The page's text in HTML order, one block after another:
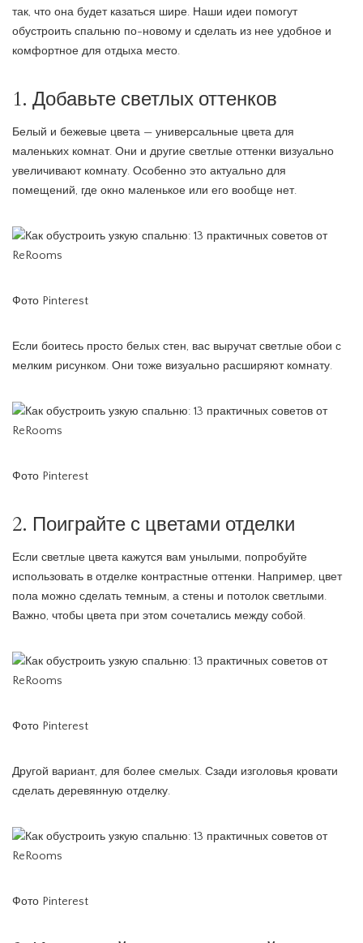
так, что она будет казаться шире. Наши идеи помогут
обустроить спальню по-новому и сделать из нее удобное и
комфортное для отдыха место.
1. Добавьте светлых оттенков
Белый и бежевые цвета — универсальные цвета для
маленьких комнат. Они и другие светлые оттенки визуально
увеличивают комнату. Особенно это актуально для
помещений, где окно маленькое или его вообще нет.
Фото Pinterest
Если боитесь просто белых стен, вас выручат светлые обои с
мелким рисунком. Они тоже визуально расширяют комнату.
Фото Pinterest
2. Поиграйте с цветами отделки
Если светлые цвета кажутся вам унылыми, попробуйте
использовать в отделке контрастные оттенки. Например, цвет
пола можно сделать темным, а стены и потолок светлыми.
Важно, чтобы цвета при этом сочетались между собой.
Фото Pinterest
Другой вариант, для более смелых. Сзади изголовья кровати
сделать деревянную отделку.
Фото Pinterest